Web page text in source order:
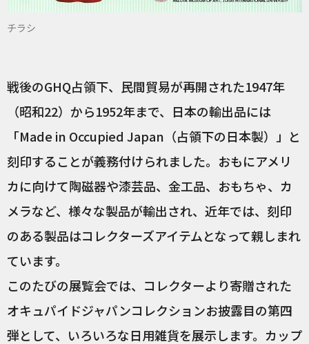
チラシ
戦後のGHQ占領下、民間貿易が再開された1947年
（昭和22）から1952年まで、日本の輸出品には
「Made in Occupied Japan（占領下の日本製）」と
刻印することが義務付けられました。おもにアメリ
カに向けて陶磁器や漆芸品、金工品、おもちゃ、カ
メラなど、様々な製品が輸出され、近年では、刻印
のある製品はコレクターズアイテムとなって親しまれ
ています。
このたびの展覧会では、コレクターより寄贈された
オキュパイドジャパンコレクションお披露目の第四
弾として、いろいろな日用雑貨を展示します。カップ